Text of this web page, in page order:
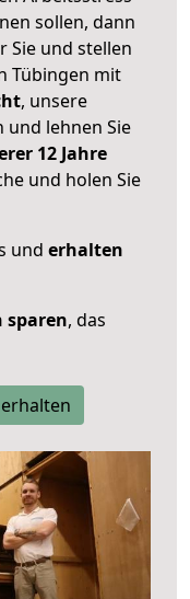
sollen, dann
Sie und stellen
Tübingen mit
, unsere
und lehnen Sie
12 Jahre
und holen Sie
und erhalten
sparen, das